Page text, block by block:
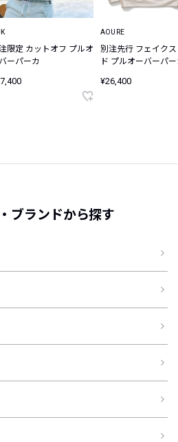
限定 カットオフ プルオ
ーパーカ
AOURE
別注先行 フェイク
ド プルオーバーパ
¥26,400
ブランドから探す